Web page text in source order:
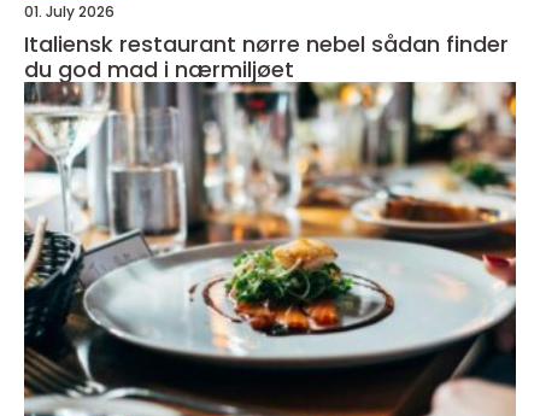
01. July 2026
Italiensk restaurant nørre nebel sådan finder
du god mad i nærmiljøet